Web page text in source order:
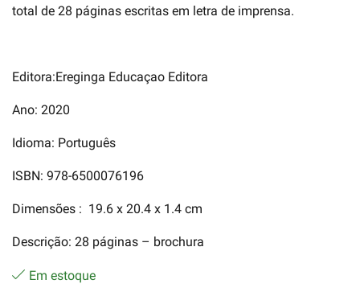
total de 28 páginas escritas em letra de imprensa.
Editora:Ereginga Educaçao Editora
Ano: 2020
Idioma: Português
ISBN: 978-6500076196
Dimensões ‏: ‎ 19.6 x 20.4 x 1.4 cm
Descrição: 28 páginas – brochura
Em estoque